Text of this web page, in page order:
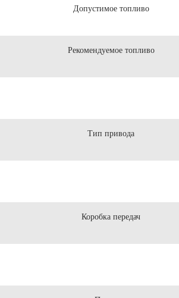
Допустимое топливо
Рекомендуемое топливо
Тип привода
Коробка передач